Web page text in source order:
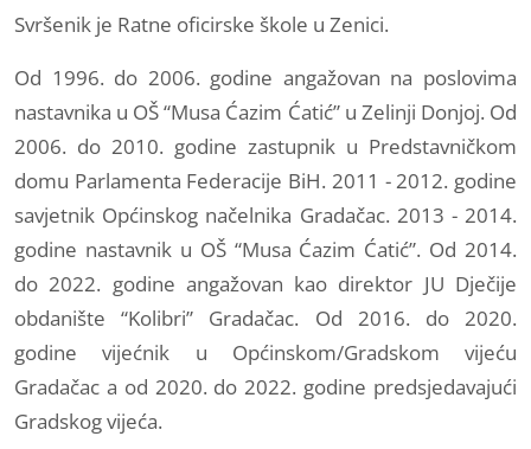
Svršenik je Ratne oficirske škole u Zenici.
Od 1996. do 2006. godine angažovan na poslovima
nastavnika u OŠ “Musa Ćazim Ćatić” u Zelinji Donjoj. Od
2006. do 2010. godine zastupnik u Predstavničkom
domu Parlamenta Federacije BiH. 2011 - 2012. godine
savjetnik Općinskog načelnika Gradačac. 2013 - 2014.
godine nastavnik u OŠ “Musa Ćazim Ćatić”. Od 2014.
do 2022. godine angažovan kao direktor JU Dječije
obdanište “Kolibri” Gradačac. Od 2016. do 2020.
godine vijećnik u Općinskom/Gradskom vijeću
Gradačac a od 2020. do 2022. godine predsjedavajući
Gradskog vijeća.